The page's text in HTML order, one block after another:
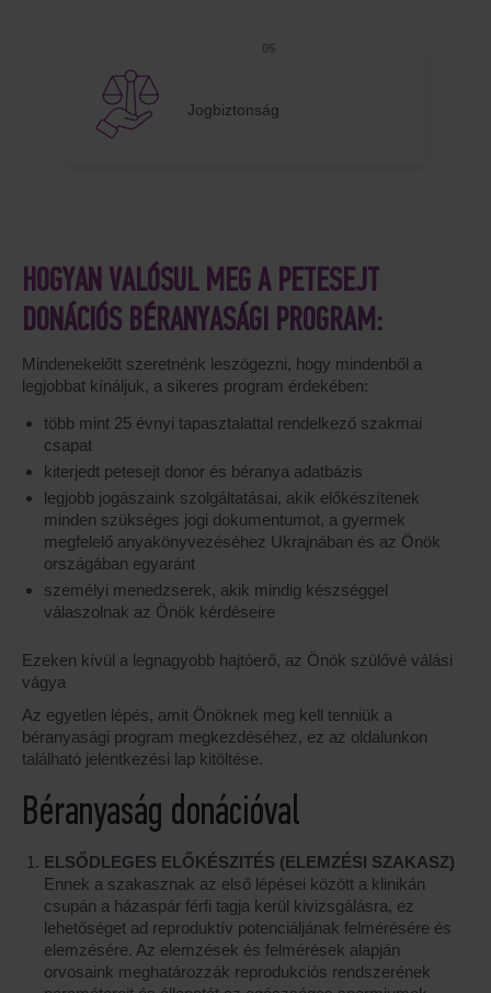
Jogbiztonság
HOGYAN VALÓSUL MEG A PETESEJT
DONÁCIÓS BÉRANYASÁGI PROGRAM:
Mindenekelőtt szeretnénk leszögezni, hogy mindenből a
legjobbat kínáljuk, a sikeres program érdekében:
több mint 25 évnyi tapasztalattal rendelkező szakmai
csapat
kiterjedt petesejt donor és béranya adatbázis
legjobb jogászaink szolgáltatásai, akik előkészítenek
minden szükséges jogi dokumentumot, a gyermek
megfelelő anyakönyvezéséhez Ukrajnában és az Önök
országában egyaránt
személyi menedzserek, akik mindig készséggel
válaszolnak az Önök kérdéseire
Ezeken kívül a legnagyobb hajtóerő, az Önök szülővé válási
vágya
Az egyetlen lépés, amit Önöknek meg kell tenniük a
béranyasági program megkezdéséhez, ez az oldalunkon
található jelentkezési lap kitöltése.
Béranyaság donációval
ELSŐDLEGES ELŐKÉSZITÉS (ELEMZÉSI SZAKASZ)
Ennek a szakasznak az első lépései között a klinikán
csupán a házaspár férfi tagja kerül kivizsgálásra, ez
lehetőséget ad reproduktív potenciáljának felmérésére és
elemzésére. Az elemzések és felmérések alapján
orvosaink meghatározzák reprodukciós rendszerének